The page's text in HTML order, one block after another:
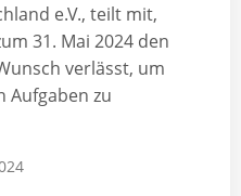
e.V., teilt mit,
31. Mai 2024 den
verlässt, um
Aufgaben zu